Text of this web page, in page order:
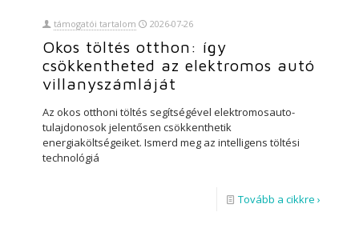
támogatói tartalom 2026-07-26
Okos töltés otthon: így
csökkentheted az elektromos autó
villanyszámláját
Az okos otthoni töltés segítségével elektromosauto-
tulajdonosok jelentősen csökkenthetik
energiaköltségeiket. Ismerd meg az intelligens töltési
technológiá
Tovább a cikkre ›